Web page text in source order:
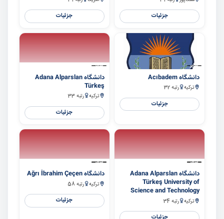
جزئیات جزئیات
سایر
دانشگاه Acıbadem
ترکیه رتبه 32
جزئیات
سایر
دانشگاه Adana Alparslan
Türkeş
ترکیه رتبه 33
جزئیات
سایر
دانشگاه Adana Alparslan
Türkeş University of
Science and Technology
ترکیه رتبه 34
سایر
دانشگاه Ağrı İbrahim Çeçen
ترکیه رتبه 58
جزئیات